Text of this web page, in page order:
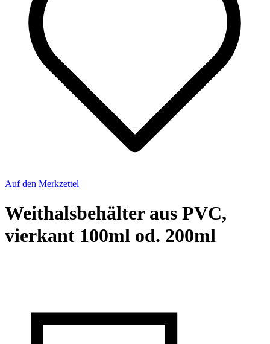
Auf den Merkzettel
Weithalsbehälter aus PVC,
vierkant 100ml od. 200ml